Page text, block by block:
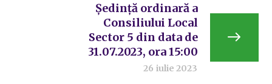
Ședință ordinară a
Consiliului Local
Sector 5 din data de
31.07.2023, ora 15:00
26 iulie 2023